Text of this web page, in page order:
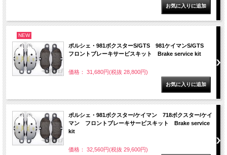
NEW
ポルシェ・981ボクスターS/GTS 981ケイマンS/GTS
フロントブレーキサービスキット Brake service kit
価格： 31,680円(税抜 28,800円)
ポルシェ・981ボクスター/ケイマン 718ボクスター/ケイ
マン フロントブレーキサービスキット Brake service
kit
価格： 32,560円(税抜 29,600円)